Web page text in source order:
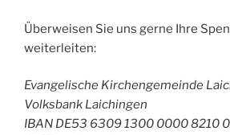
Überweisen Sie uns gerne Ihre
weiterleiten:
Evangelische Kirchengemeinde
Volksbank Laichingen
IBAN DE53 6309 1300 0000 8210